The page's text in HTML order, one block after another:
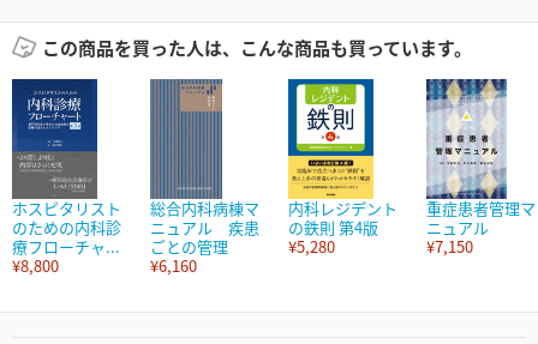
この商品を買った人は、こんな商品も買っています。
ホスピタリスト
のための内科診
療フローチャ...
¥8,800
総合内科病棟マ
ニュアル 疾患
ごとの管理
¥6,160
内科レジデント
の鉄則 第4版
¥5,280
重症患者管理マ
ニュアル
¥7,150